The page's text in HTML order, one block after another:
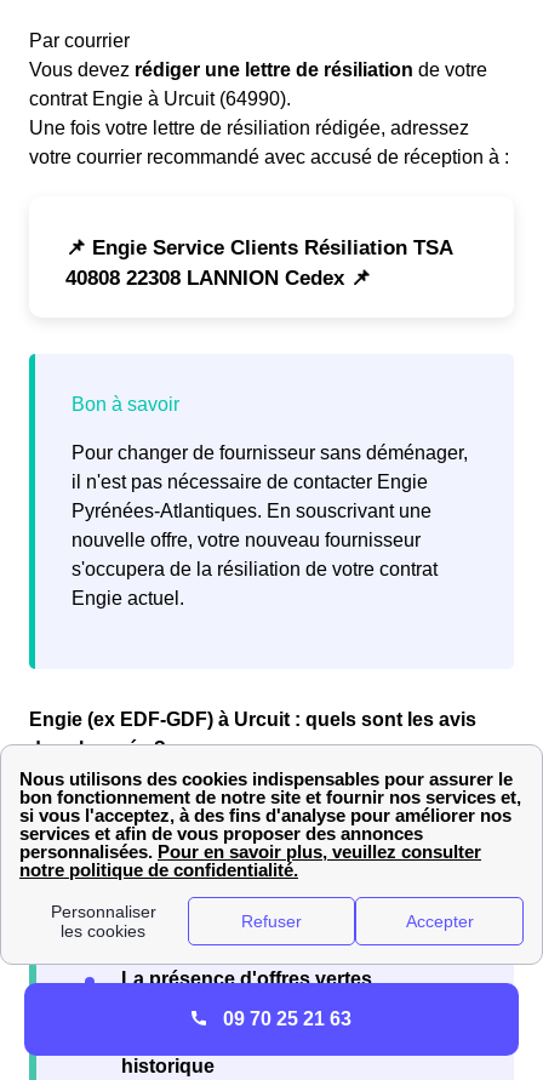
Par courrier
Vous devez rédiger une lettre de résiliation de votre
contrat Engie à Urcuit (64990).
Une fois votre lettre de résiliation rédigée, adressez
votre courrier recommandé avec accusé de réception à :
📌 Engie Service Clients Résiliation TSA
40808 22308 LANNION Cedex 📌
Pour changer de fournisseur sans déménager,
il n'est pas nécessaire de contacter Engie
Pyrénées-Atlantiques. En souscrivant une
nouvelle offre, votre nouveau fournisseur
s'occupera de la résiliation de votre contrat
Engie actuel.
Engie (ex EDF-GDF) à Urcuit : quels sont les avis
des abonnés ?
En raison de son statut defournisseur historique, les
avissurEngie à Urcuit (ex EDF-GDF)sont nombreux.
Les abonnés chez Engie sontsatisfaitsde leur
fournisseur sur les points suivants :
La présence d'offres vertes
Des offres aux tarifs avantageux
historique
09 70 25 21 63